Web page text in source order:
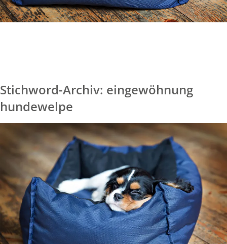
Stichword-Archiv: eingewöhnung
hundewelpe